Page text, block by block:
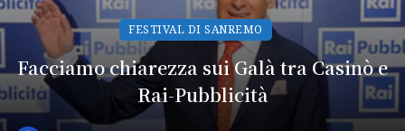
FESTIVAL DI SANREMO
Facciamo chiarezza sui Galà tra Casinò e
Rai-Pubblicità